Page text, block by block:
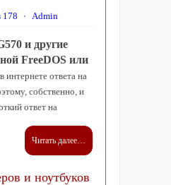
178 ⋅ Admin
и другие
FreeDOS или
интернете ответа на
собственно, и
ответ на
Читать далее…
и ноутбуков